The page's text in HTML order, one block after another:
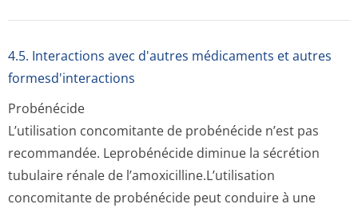
4.5. Interactions avec d'autres médicaments et autres
formesd'interactions
Probénécide
L’utilisation concomitante de probénécide n’est pas
recommandée. Leprobénécide diminue la sécrétion
tubulaire rénale de l’amoxicilline­.L’utilisation
concomitante de probénécide peut conduire à une